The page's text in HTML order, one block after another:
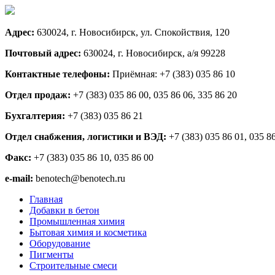
Адрес: 630024, г. Новосибирск, ул. Спокойствия, 120
Почтовый адрес: 630024, г. Новосибирск, а/я 99228
Контактные телефоны: Приёмная: +7 (383) 035 86 10
Отдел продаж: +7 (383) 035 86 00, 035 86 06, 335 86 20
Бухгалтерия: +7 (383) 035 86 21
Отдел снабжения, логистики и ВЭД: +7 (383) 035 86 01, 035
Факс: +7 (383) 035 86 10, 035 86 00
e-mail: benotech@benotech.ru
Главная
Добавки в бетон
Промышленная химия
Бытовая химия и косметика
Оборудование
Пигменты
Строительные смеси